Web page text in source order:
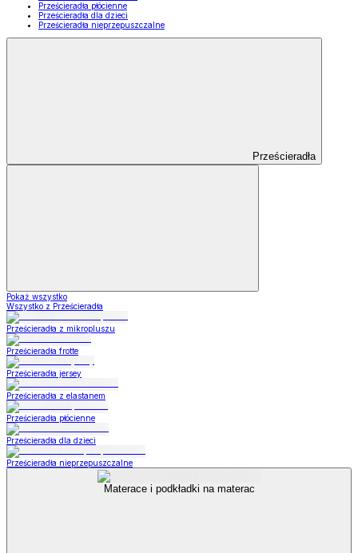
Prześcieradła płócienne
Prześcieradła dla dzieci
Prześcieradła nieprzepuszczalne
Prześcieradła
Pokaż wszystko
Wszystko z Prześcieradła
Prześcieradła z mikropluszu
Prześcieradła frotte
Prześcieradła jersey
Prześcieradła z elastanem
Prześcieradła płócienne
Prześcieradła dla dzieci
Prześcieradła nieprzepuszczalne
Materace i podkładki na materac